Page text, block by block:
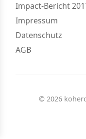
Impact-Bericht
Impressum
Datenschutz
AGB
© 2026